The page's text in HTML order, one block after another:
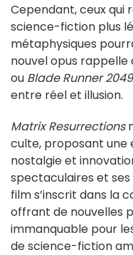
Cependant, ceux qui
science-fiction plus
métaphysiques
nouvel opus
ou Blade Runner 2049
entre réel et illusion.
Matrix Resurrections
culte, proposant une
nostalgie et
spectaculaires et
film s’inscrit dans la
offrant de nouvelles
immanquable pour
de science-fiction